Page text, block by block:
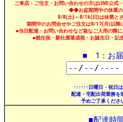
ご来店・ご注文・お問い合わせの方はLINE公式
◆◆お盆期間中の休業
8/8(土)～8/16(日)は休業と
期間中のお問合せやご注文は8/17(月)以降
■当日配達・お問い合わせなど急なご入用の際
■就任祝・新社屋落成祝・お誕生日・記
■ 1：お届
↑↑↑↑↑↑日曜日・祝日
配達・宅配出荷業務を
予めご了承くださ
■配達時